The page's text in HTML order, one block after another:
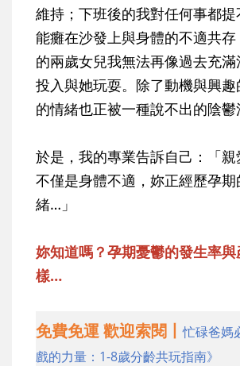
維持；下班後的我對任何事都提
能癱在沙發上與身體的不適共
的兩歲女兒我無法再像過去充
投入與她玩耍。除了動機與興
的情緒也正被一種說不出的陰
於是，我的專業告訴自己：「
不僅是身體不適，妳正經歷孕
緒…」
妳知道嗎？孕期憂鬱的發生率
樣…
免費免運 歡迎索閱丨忙碌爸媽
戲的力量：1-8歲分齡共玩指南》